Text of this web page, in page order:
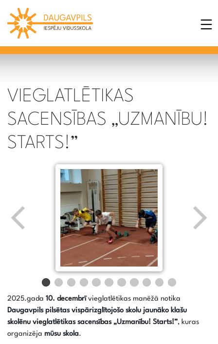
VIEGLATLĒTIKAS
SACENSĪBAS „UZMANĪBU!
STARTS!”
2025.gada 10. decembrīvieglatlētikas manēžā notika
Daugavpils pilsētas vispārizglītojošo skolu jaunāko klašu
skolēnu vieglatlētikas sacensības „Uzmanību! Starts!”, kuras
organizēja mūsu skola.